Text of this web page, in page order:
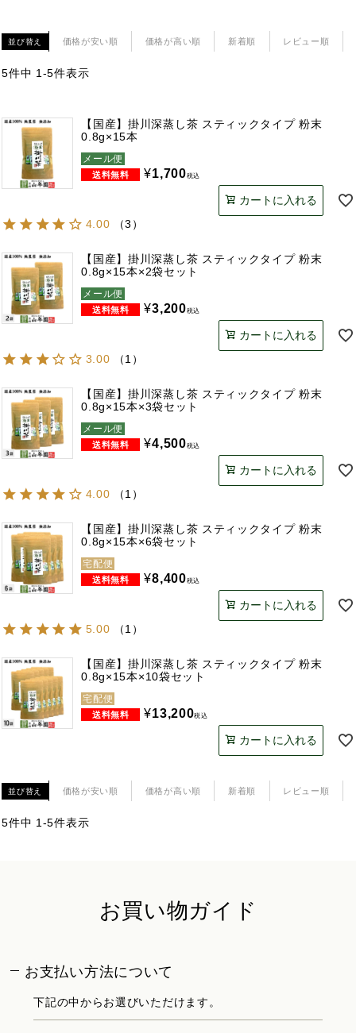
並び替え 価格が安い順 価格が高い順 新着順 レビュー順
5件中 1 -5件表示
【国産】掛川深蒸し茶 スティックタイプ 粉末
0.8g×15本
メール便
¥1,700税込
カートに入れる
4.00
（3 ）
【国産】掛川深蒸し茶 スティックタイプ 粉末
0.8g×15本×2袋セット
メール便
¥3,200税込
カートに入れる
3.00
（1 ）
【国産】掛川深蒸し茶 スティックタイプ 粉末
0.8g×15本×3袋セット
メール便
¥4,500税込
カートに入れる
4.00
（1 ）
【国産】掛川深蒸し茶 スティックタイプ 粉末
0.8g×15本×6袋セット
宅配便
¥8,400税込
カートに入れる
5.00
（1 ）
【国産】掛川深蒸し茶 スティックタイプ 粉末
0.8g×15本×10袋セット
宅配便
¥13,200税込
カートに入れる
並び替え 価格が安い順 価格が高い順 新着順 レビュー順
5件中 1 -5件表示
お買い物ガイド
お支払い方法について
下記の中からお選びいただけます。